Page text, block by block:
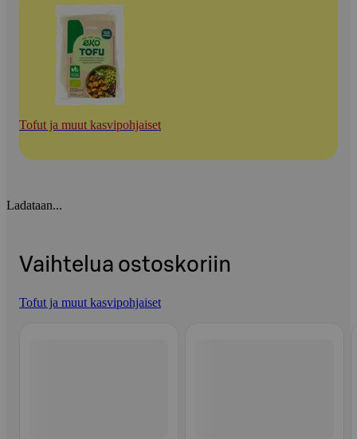
Tofut ja muut kasvipohjaiset
Ladataan...
Vaihtelua ostoskoriin
Tofut ja muut kasvipohjaiset